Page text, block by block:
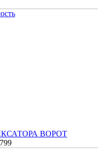
ВОРОТ